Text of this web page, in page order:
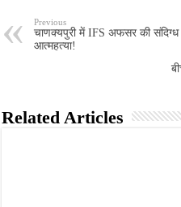
Previous
चाणक्यपुरी में IFS अफसर की संदिग्ध
आत्महत्या!
Related Articles